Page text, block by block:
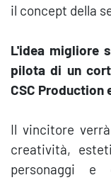
il concept della
L'idea migliore
pilota di un
CSC Production
Il vincitore
creatività,
personaggi e